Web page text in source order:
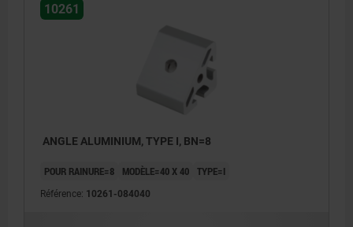
10261
ANGLE ALUMINIUM, TYPE I, BN=8
POUR RAINURE=8 MODÈLE=40 X 40 TYPE=I
Référence: 10261-084040